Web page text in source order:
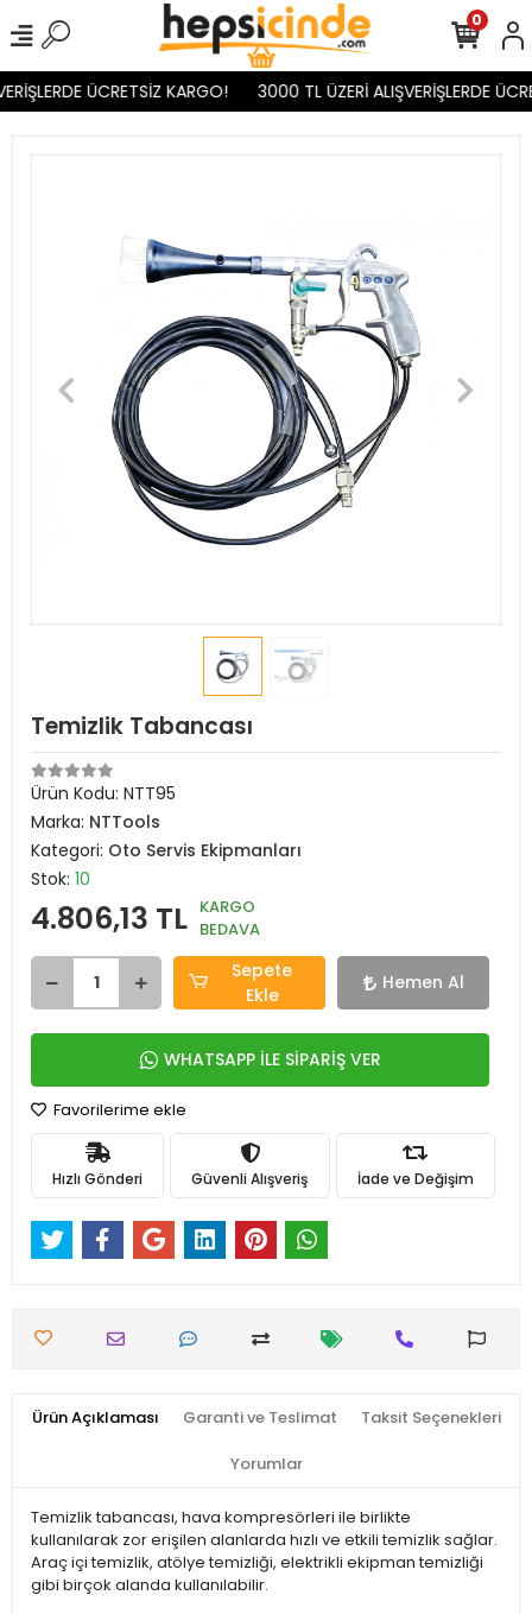
ÜCRETSİZ KARGO! 3000 TL ÜZERİ ALIŞVERİŞLERDE
0
Temizlik Tabancası
Ürün Kodu: NTT95
Marka: NTTools
Kategori: Oto Servis Ekipmanları
Stok: 10
4.806,13 TL KARGO
BEDAVA
Sepete
Ekle
Hemen Al
WHATSAPP İLE SİPARİŞ VER
Favorilerime ekle
Hızlı Gönderi Güvenli Alışveriş İade ve Değişim
Ürün Açıklaması Garanti ve Teslimat Taksit Seçenekleri
Yorumlar
Temizlik tabancası, hava kompresörleri ile birlikte
kullanılarak zor erişilen alanlarda hızlı ve etkili temizlik sağlar.
Araç içi temizlik, atölye temizliği, elektrikli ekipman temizliği
gibi birçok alanda kullanılabilir.